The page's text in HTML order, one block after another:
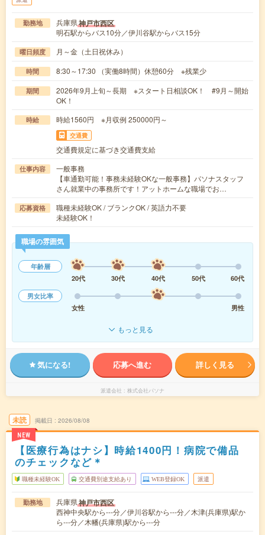
勤務地 兵庫県神戸市西区
明石駅からバス10分／伊川谷駅からバス15分
曜日頻度 月～金（土日祝休み）
時間 8:30～17:30 （実働8時間）休憩60分 ※残業少
期間
2026年9月上旬～長期 ※スタート日相談OK！ #9月～開始
OK！
時給 時給1560円 ※月収例 250000円～
交通費
交通費規定に基づき交通費支給
仕事内容
一般事務
【車通勤可能！事務未経験OKな一般事務】パソナスタッフ
さん就業中の事務所です！アットホームな職場でお…
応募資格
職種未経験OK / ブランクOK / 英語力不要
未経験OK！
職場の雰囲気
年齢層
20代
30代 40代 50代
60代
男女比率
女性
男性
もっと見る
気になる! 応募へ進む 詳しく見る
派遣会社 株式会社パソナ
未読
NEW
掲載日 2026/08/08
【医療行為はナシ】時給1400円！病院で備品
のチェックなど＊
職種未経験OK 交通費別途支給あり WEB登録OK 派遣
勤務地 兵庫県神戸市西区
西神中央駅から---分／伊川谷駅から---分／木津(兵庫県)駅か
ら---分／木幡(兵庫県)駅から---分